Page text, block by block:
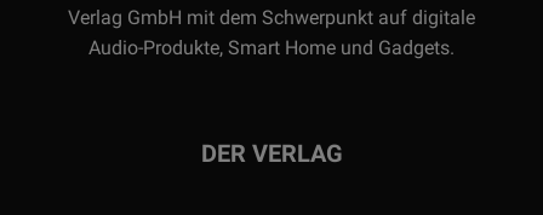
Verlag GmbH mit dem Schwerpunkt auf digitale
Audio-Produkte, Smart Home und Gadgets.
DER VERLAG